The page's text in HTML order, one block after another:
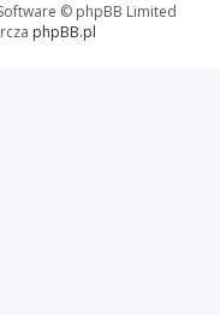
© phpBB Limited
phpBB.pl